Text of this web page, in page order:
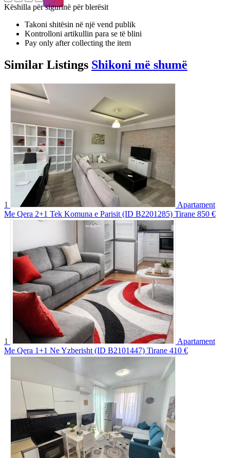
Këshilla për sigurinë për blerësit
Takoni shitësin në një vend publik
Kontrolloni artikullin para se të blini
Pay only after collecting the item
Similar Listings Shikoni më shumë
1
Apartament
Me Qera 2+1 Tek Komuna e Parisit (ID B2201285) Tirane 850 €
1
Apartament
Me Qera 1+1 Ne Yzberisht (ID B2101447) Tirane 410 €